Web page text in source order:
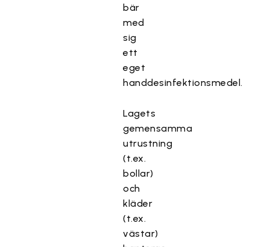
bär
med
sig
ett
eget
handdesinfektionsmedel.
Lagets
gemensamma
utrustning
(t.ex.
bollar)
och
kläder
(t.ex.
västar)